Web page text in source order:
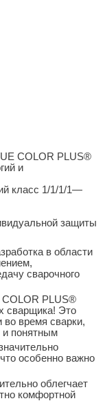
COLOR PLUS®
и
класс 1/1/1/1—
защиты
в области
сварочного
COLOR PLUS®
сварщика! Это
во время сварки,
и понятным
особенно важно
облегчает
комфортной